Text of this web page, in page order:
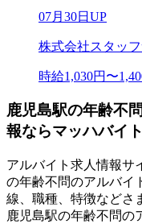
07月30日UP
株式会社スタッ
時給1,030円〜
鹿児島駅の年齢不
報ならマッハバイト
アルバイト求人情報サ
の年齢不問のアルバイ
線、職種、特徴などさ
鹿児島駅の年齢不問の